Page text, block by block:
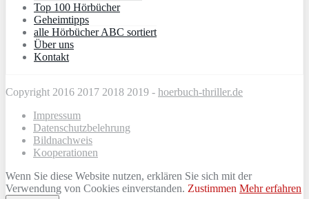
Top 100 Hörbücher
Geheimtipps
alle Hörbücher ABC sortiert
Über uns
Kontakt
Copyright 2016 2017 2018 2019 - hoerbuch-thriller.de
Impressum
Datenschutzbelehrung
Bildnachweis
Kooperationen
Wenn Sie diese Website nutzen, erklären Sie sich mit der
Verwendung von Cookies einverstanden. Zustimmen Mehr erfahren